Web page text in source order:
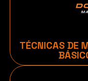
TÉCNICAS DE